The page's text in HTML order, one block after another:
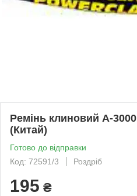
Ремінь клиновий А-
(Китай)
Готово до відправки
Код: 72591/3
Роздріб
195 ₴